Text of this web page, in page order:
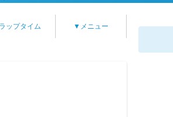
ラップタイム ▼メニュー